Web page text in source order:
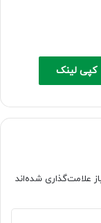
کپی لینک
علامت‌گذاری شده‌اند